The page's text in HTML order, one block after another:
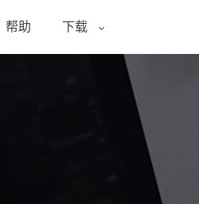
帮助 下载